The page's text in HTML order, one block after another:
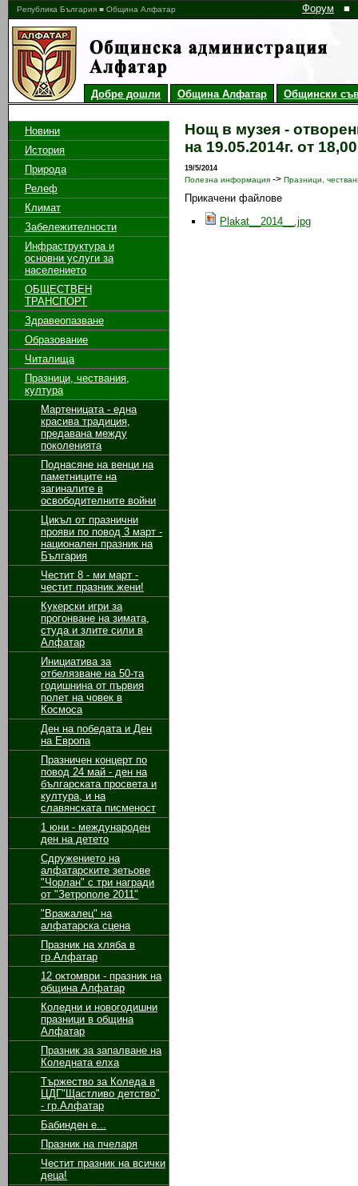
Република България ■ Община Алфатар Форум ■
Добре дошли Община Алфатар Общински
Новини
История
Природа
Релеф
Климат
Забележителности
Инфраструктура и
основни услуги за
населението
ОБЩЕСТВЕН
ТРАНСПОРТ
Здравеопазване
Образование
Читалища
Празници, чествания,
култура
Мартеницата - една
красива традиция,
предавана между
поколенията
Поднасяне на венци на
паметниците на
загиналите в
освободителните войни
Цикъл от празнични
прояви по повод 3 март -
национален празник на
България
Честит 8 - ми март -
честит празник жени!
Кукерски игри за
прогонване на зимата,
студа и злите сили в
Алфатар
Инициатива за
отбелязване на 50-та
годишнина от първия
полет на човек в
Космоса
Ден на победата и Ден
на Европа
Празничен концерт по
повод 24 май - ден на
българската просвета и
култура, и на
славянската писменост
1 юни - международен
ден на детето
Сдружението на
алфатарските зетьове
"Чорлан" с три награди
от "Зетрополе 2011"
"Вражалец" на
алфатарска сцена
Празник на хляба в
гр.Алфатар
12 октомври - празник на
община Алфатар
Коледни и новогодишни
празници в община
Алфатар
Празник за запалване на
Коледната елха
Тържество за Коледа в
ЦДГ"Щастливо детство"
- гр.Алфатар
Бабинден е...
Празник на пчеларя
Честит празник на всички
деца!
Нощ в музея -
на 19.05.2014г. от
19/5/2014
Полезна информация -> Празници,
Прикачени файлове
Plakat__2014__.jpg